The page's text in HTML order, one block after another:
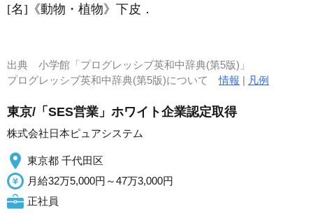
[名] 《動物・植物》 下皮 ．
出典 小学館「プログレッシブ英和中辞典(第5版)」
プログレッシブ英和中辞典(第5版)について情報 | 凡例
東京/「SES営業」ホワイト企業認定取得
株式会社日本ピュアシステム
東京都 千代田区
月給32万5,000円～47万3,000円
正社員